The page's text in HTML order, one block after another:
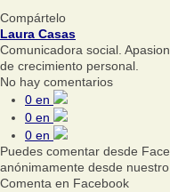
Compártelo
Laura Casas
Comunicadora social.
de crecimiento personal.
No hay comentarios
0 en
0 en
0 en
Puedes comentar desde
anónimamente desde
Comenta en Facebook